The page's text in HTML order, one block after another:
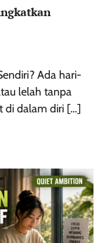
Ada hari-
lelah tanpa
di dalam diri […]